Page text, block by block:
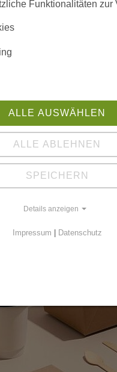
Gesundheitswesen
Funktionalitäten zur
ALLE AUSWÄHLEN
ALLE ABLEHNEN
SPEICHERN
Details anzeigen
Impressum Datenschutz